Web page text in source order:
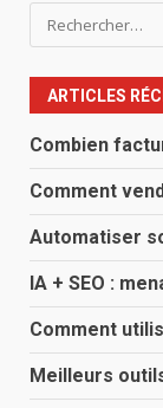
Rechercher :
ARTICLES
Combien
Comment
Automatiser
IA + SEO :
Comment
Meilleurs